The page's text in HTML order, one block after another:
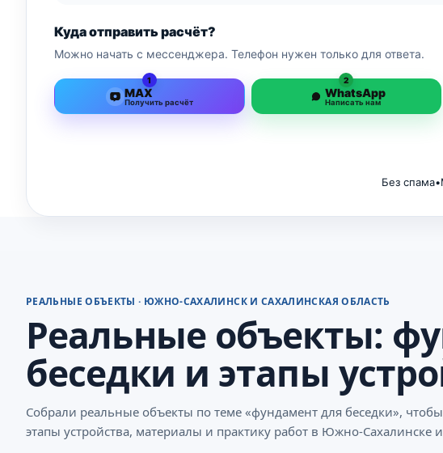
Куда отправить расчёт?
Можно начать с мессенджера. Телефон нужен только для ответа.
1
MAX
Получить расчёт
2
WhatsApp
Написать нам
Без спама•
РЕАЛЬНЫЕ ОБЪЕКТЫ · ЮЖНО-САХАЛИНСК И САХАЛИНСКАЯ ОБЛАСТЬ
Реальные объекты:
беседки и этапы
Собрали реальные объекты по теме «фундамент для беседки»,
этапы устройства, материалы и практику работ в Южно-Сахалинске